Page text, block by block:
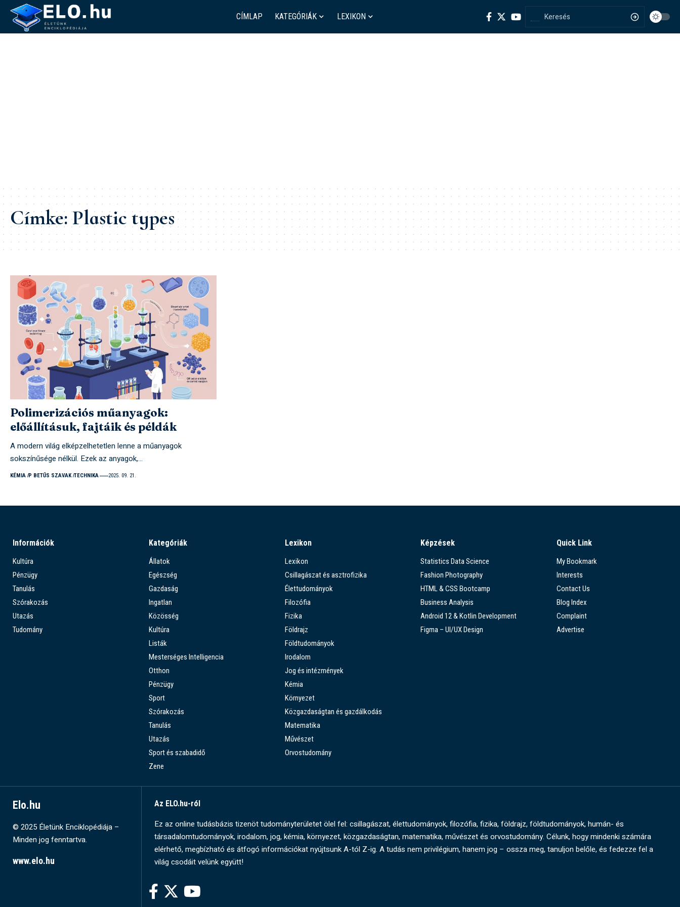
CÍMLAP KATEGÓRIÁK LEXIKON
Címke:Plastic types
Polimerizációs műanyagok:
előállításuk, fajtáik és példák
A modern világ elképzelhetetlen lenne a műanyagok
sokszínűsége nélkül. Ezek az anyagok,…
KÉMIA P BETŰS SZAVAK TECHNIKA 2025. 09. 21.
Információk
Kultúra
Pénzügy
Tanulás
Szórakozás
Utazás
Tudomány
Kategóriák
Állatok
Egészség
Gazdaság
Ingatlan
Közösség
Kultúra
Listák
Mesterséges Intelligencia
Otthon
Pénzügy
Sport
Szórakozás
Tanulás
Utazás
Sport és szabadidő
Zene
Lexikon
Lexikon
Csillagászat és asztrofizika
Élettudományok
Filozófia
Fizika
Földrajz
Földtudományok
Irodalom
Jog és intézmények
Kémia
Környezet
Közgazdaságtan és gazdálkodás
Matematika
Művészet
Orvostudomány
Képzések
Statistics Data Science
Fashion Photography
HTML & CSS Bootcamp
Business Analysis
Android 12 & Kotlin Development
Figma – UI/UX Design
Quick Link
My Bookmark
Interests
Contact Us
Blog Index
Complaint
Advertise
Elo.hu
© 2025 Életünk Enciklopédiája –
Minden jog fenntartva.
www.elo.hu
Az ELO.hu-ról
Ez az online tudásbázis tizenöt tudományterületet ölel fel: csillagászat, élettudományok, filozófia, fizika, földrajz, földtudományok, humán- és
társadalomtudományok, irodalom, jog, kémia, környezet, közgazdaságtan, matematika, művészet és orvostudomány. Célunk, hogy mindenki számára
elérhető, megbízható és átfogó információkat nyújtsunk A-tól Z-ig. A tudás nem privilégium, hanem jog – ossza meg, tanuljon belőle, és fedezze fel a
világ csodáit velünk együtt!